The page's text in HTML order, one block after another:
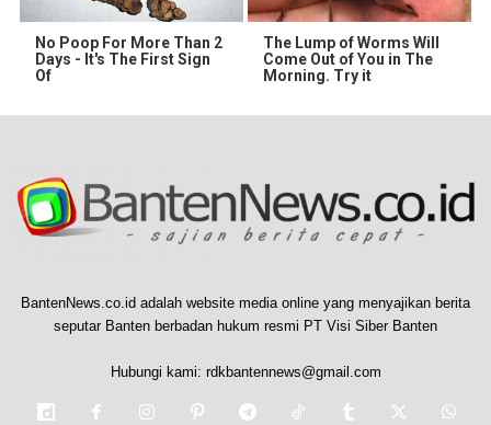
No Poop For More Than 2
Days - It's The First Sign
Of
The Lump of Worms Will
Come Out of You in The
Morning. Try it
BantenNews.co.id adalah website media online yang menyajikan berita
seputar Banten berbadan hukum resmi PT Visi Siber Banten
Hubungi kami: rdkbantennews@gmail.com